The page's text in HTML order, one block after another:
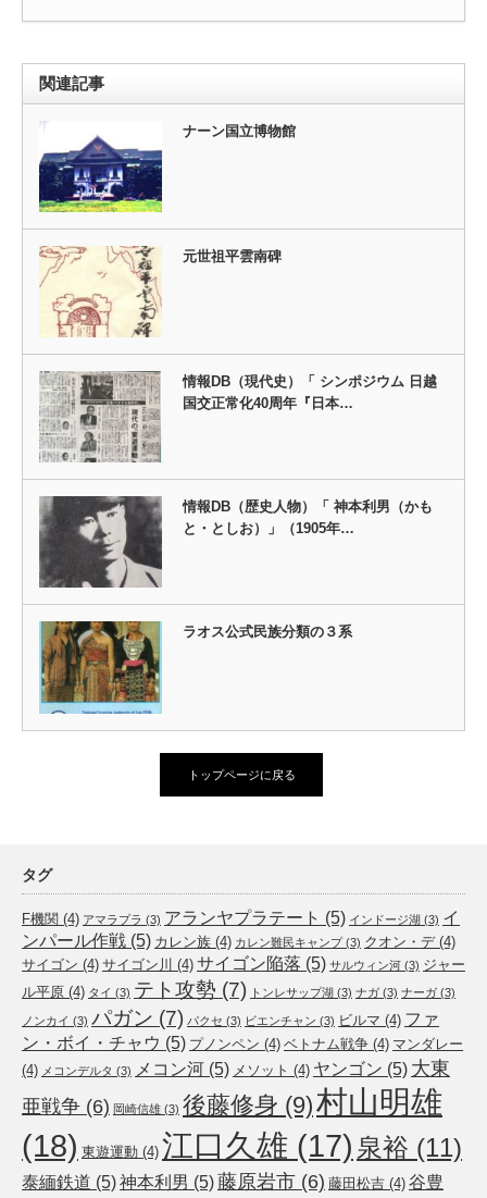
関連記事
ナーン国立博物館
元世祖平雲南碑
情報DB（現代史）「 シンポジウム 日越
国交正常化40周年『日本…
情報DB（歴史人物）「 神本利男（かも
と・としお）」（1905年…
ラオス公式民族分類の３系
トップページに戻る
タグ
F機関 (4) アマラプラ (3) アランヤプラテート (5) インドージ湖 (3) イ
ンパール作戦 (5) カレン族 (4) カレン難民キャンプ(3) クオン・デ(4)
サイゴン (4) サイゴン川 (4) サイゴン陥落 (5) サルウィン河 (3) ジャー
ル平原 (4) タイ (3) テト攻勢 (7) トンレサップ湖 (3) ナガ (3) ナーガ (3)
ノンカイ (3) パガン (7) パクセ (3) ビエンチャン (3) ビルマ (4) ファ
ン・ボイ・チャウ (5) プノンペン (4) ベトナム戦争 (4) マンダレー
(4) メコンデルタ (3) メコン河 (5) メソット (4) ヤンゴン (5) 大東
亜戦争 (6) 岡崎信雄 (3) 後藤修身 (9)村山明雄
(18) 東遊運動 (4) 江口久雄 (17) 泉裕 (11)
泰緬鉄道 (5)神本利男 (5)藤原岩市 (6) 藤田松吉 (4) 谷豊